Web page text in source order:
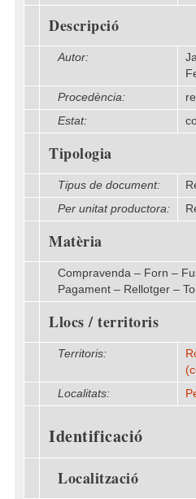
Descripció
Autor:
Procedència:
Estat:
Tipologia
Tipus de document:
Per unitat productora:
Matèria
Compravenda – Forn –
Pagament – Rellotger –
Llocs / territoris
Territoris:
Localitats:
Identificació
Localització